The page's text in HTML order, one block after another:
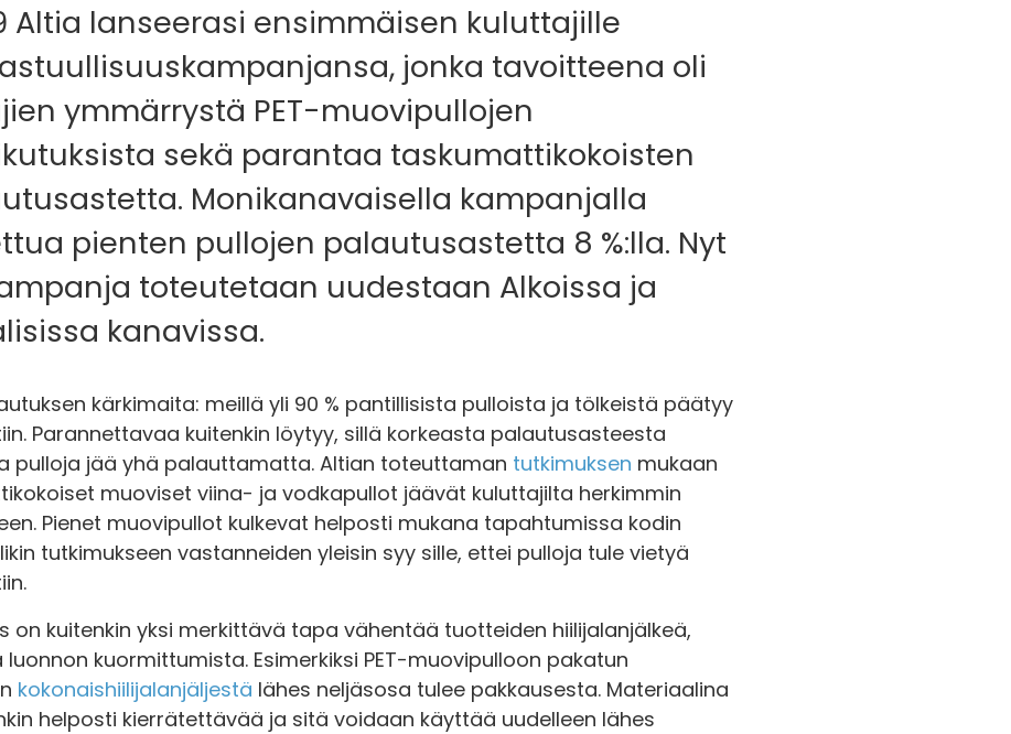
Altia lanseerasi ensimmäisen kuluttajille
jonka tavoitteena oli
ymmärrystä PET-muovipullojen
sekä parantaa taskumattikokoisten
Monikanavaisella kampanjalla
pienten pullojen palautusastetta 8 %:lla. Nyt
toteutetaan uudestaan Alkoissa ja
kanavissa.
kärkimaita: meillä yli 90 % pantillisista pulloista ja tölkeistä päätyy
Parannettavaa kuitenkin löytyy, sillä korkeasta palautusasteesta
pulloja jää yhä palauttamatta. Altian toteuttaman tutkimuksen mukaan
muoviset viina- ja vodkapullot jäävät kuluttajilta herkimmin
Pienet muovipullot kulkevat helposti mukana tapahtumissa kodin
tutkimukseen vastanneiden yleisin syy sille, ettei pulloja tule vietyä
on kuitenkin yksi merkittävä tapa vähentää tuotteiden hiilijalanjälkeä,
kuormittumista. Esimerkiksi PET-muovipulloon pakatun
kokonaishiilijalanjäljestä lähes neljäsosa tulee pakkausesta. Materiaalina
helposti kierrätettävää ja sitä voidaan käyttää uudelleen lähes